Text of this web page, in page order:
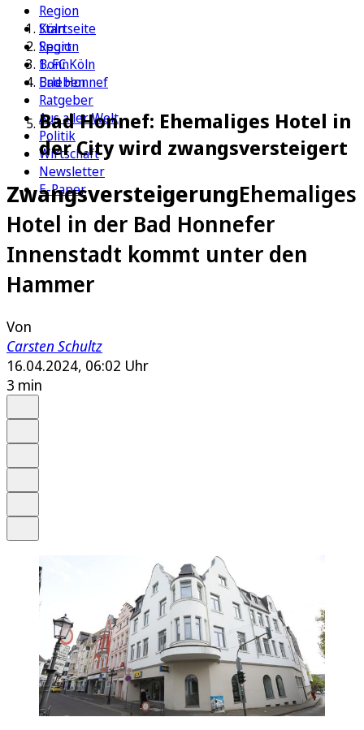
Region
Köln
Sport
1. FC Köln
Erleben
Ratgeber
Aus aller Welt
Politik
Wirtschaft
Newsletter
E-Paper
Startseite
Region
Bonn
Bad Honnef
Bad Honnef: Ehemaliges Hotel in
der City wird zwangsversteigert
ZwangsversteigerungEhemaliges
Hotel in der Bad Honnefer
Innenstadt kommt unter den
Hammer
Von
Carsten Schultz
16.04.2024, 06:02 Uhr
3 min